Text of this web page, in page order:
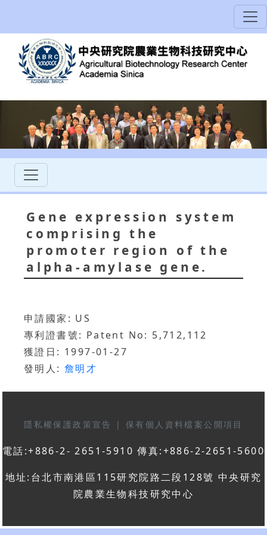
Gene expression system
comprising the
promoter region of the
alpha-amylase gene.
申請國家: US
專利證書號: Patent No: 5,712,112
獲證日: 1997-01-27
發明人: 詹明才
隱私權保護政策宣告 | 保有個人資料檔案公開項目
電話:+886-2- 2651-5910 傳真:+886-2-2651-5600
地址:台北市南港區115研究院路二段128號 中央研究
院農業生物科技研究中心